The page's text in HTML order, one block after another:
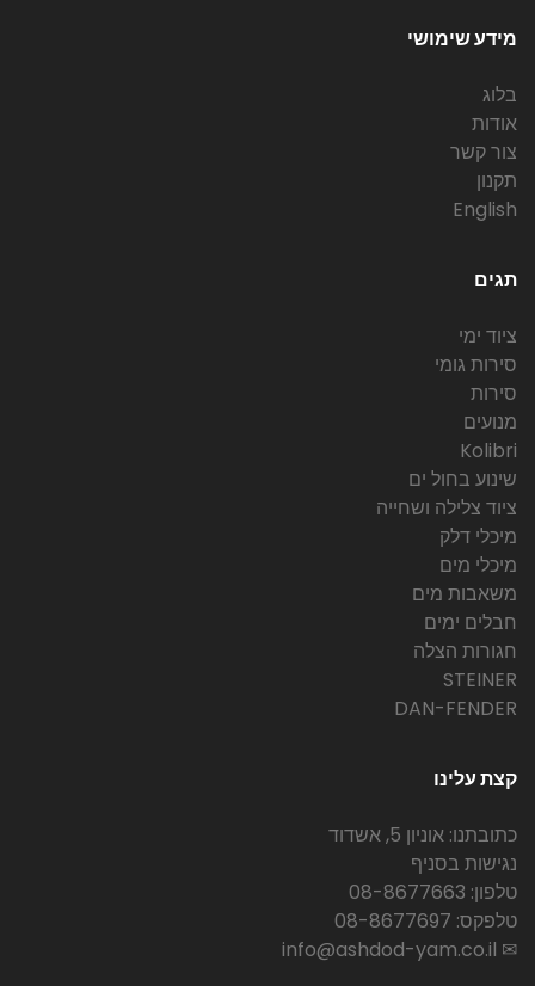
מידע שימושי
בלוג
אודות
צור קשר
תקנון
English
תגים
ציוד ימי
סירות גומי
סירות
מנועים
Kolibri
שינוע בחול ים
ציוד צלילה ושחייה
מיכלי דלק
מיכלי מים
משאבות מים
חבלים ימים
חגורות הצלה
STEINER
DAN-FENDER
קצת עלינו
כתובתנו: אוניון 5, אשדוד
נגישות בסניף
טלפון: 08-8677663
טלפקס: 08-8677697
✉ info@ashdod-yam.co.il